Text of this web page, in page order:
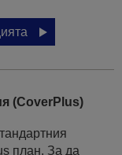
(CoverPlus)
план. За да